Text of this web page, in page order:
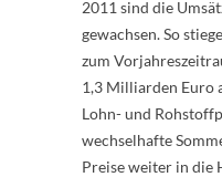
2011 sind die
gewachsen. So
zum
1,3 Milliarden Euro
Lohn- und
wechselhafte
Preise weiter in die